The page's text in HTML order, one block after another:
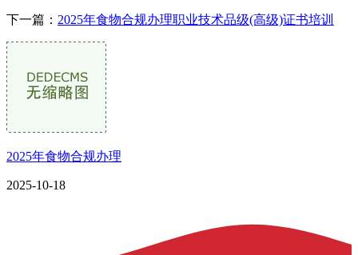
下一篇： 2025年食物合规办理职业技术品级(高级)证书培训
2025年食物合规办理
2025-10-18